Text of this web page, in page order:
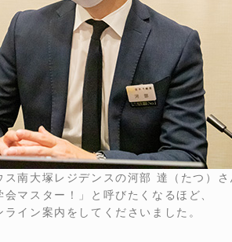
南大塚レジデンスの河部 達（たつ）さ
会マスター！」と呼びたくなるほど、
ライン案内をしてくださいました。